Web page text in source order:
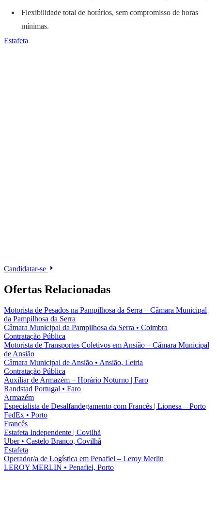
Flexibilidade total de horários, sem compromisso de horas
mínimas.
Estafeta
Candidatar-se
Ofertas Relacionadas
Motorista de Pesados na Pampilhosa da Serra – Câmara Municipal
da Pampilhosa da Serra
Câmara Municipal da Pampilhosa da Serra • Coimbra
Contratação Pública
Motorista de Transportes Coletivos em Ansião – Câmara Municipal
de Ansião
Câmara Municipal de Ansião • Ansião, Leiria
Contratação Pública
Auxiliar de Armazém – Horário Noturno | Faro
Randstad Portugal • Faro
Armazém
Especialista de Desalfandegamento com Francês | Lionesa – Porto
FedEx • Porto
Francês
Estafeta Independente | Covilhã
Uber • Castelo Branco, Covilhã
Estafeta
Operador/a de Logística em Penafiel – Leroy Merlin
LEROY MERLIN • Penafiel, Porto